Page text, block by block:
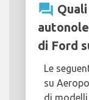
question_answer
di Ford
Le
su
di